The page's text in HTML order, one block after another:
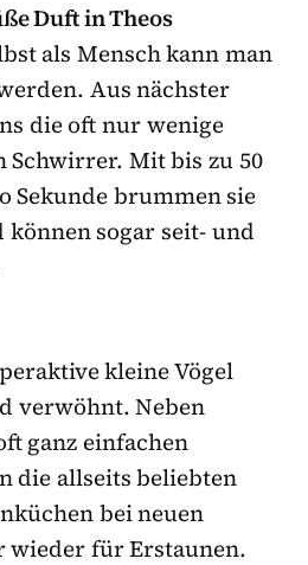
Duft in Theos
als Mensch kann man
Aus nächster
die oft nur wenige
Schwirrer. Mit bis zu 50
Sekunde brummen sie
sogar seit- und
kleine Vögel
verwöhnt. Neben
ganz einfachen
die allseits beliebten
bei neuen
wieder für Erstaunen.